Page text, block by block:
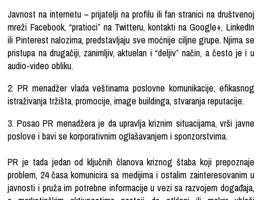
Javnost na internetu – prijatelji na profilu ili fan stranici na društvenoj
mreži Facebook, “pratioci” na Twitteru, kontakti na Google+, LinkedIn
ili Pinterest nalozima, predstavljaju sve moćnije ciljne grupe. Njima se
pristupa na drugačiji, zanimljiv, aktuelan i “deljiv” način, a često je i u
audio-video obliku.
2. PR menadžer vlada veštinama poslovne komunikacije, efikasnog
istraživanja tržišta, promocije, image buildinga, stvaranja reputacije.
3. PosaoPR menadžera je da upravlja kriznim situacijama, vrši javne
poslove i bavi se korporativnim oglašavanjem i sponzorstvima.
PR je tada jedan od ključnih članova kriznog štaba koji prepoznaje
problem, 24 časa komunicira sa medijima i ostalim zainteresovanim u
javnosti i pruža im potrebne informacije u vezi sa razvojem događaja,